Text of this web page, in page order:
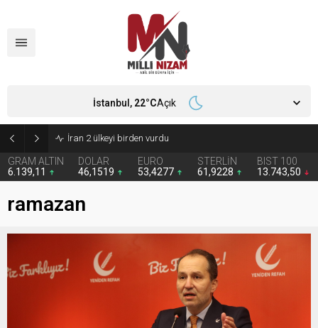
İran 2 ülkeyi birden vurdu
GRAM ALTIN
6.139,11
DOLAR
46,1519
EURO
53,4277
STERLİN
61,9228
BIST 100
13.743,50
İstanbul, 22°CAçık
ramazan